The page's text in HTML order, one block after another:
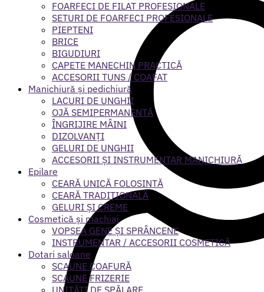
FOARFECI DE FILAT PROFESIONALE
SETURI DE FOARFECI PROFESIONALE
PIEPTENI
BRICE
BIGUDIURI
CAPETE MANECHIN PRACTICĂ
ACCESORII TUNS / COAFAT
Manichiură și pedichiură
LACURI DE UNGHII
OJĂ SEMIPERMANENTĂ
ÎNGRIJIRE MÂINI
DIZOLVANȚI
GELURI DE UNGHII
ACCESORII ȘI INSTRUMENTAR MANICHIURĂ
Epilare
CEARĂ UNICĂ FOLOSINTĂ
CEARĂ TRADIȚIONALĂ
GELURI ȘI CREME
Cosmetică și machiaj
VOPSEA GENE ȘI SPRÂNCENE
INSTRUMENTAR / ACCESORII COSMETICĂ
Dotari saloane
SCAUNE COAFURĂ
SCAUNE FRIZERIE
UNITĂȚI DE SPĂLARE